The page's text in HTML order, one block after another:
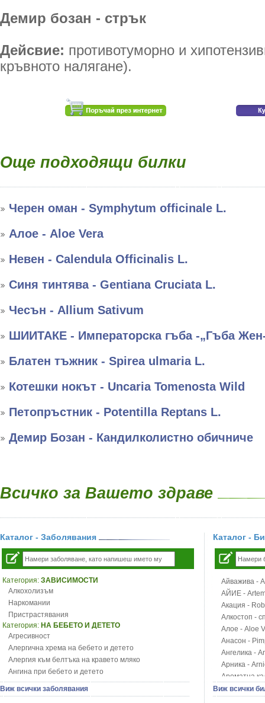
Демир бозан - стрък
Дейсвие: противотуморно и
кръвното налягане).
Още подходящи билки
Черен оман - Symphytum officinale L.
Алое - Aloe Vera
Невен - Calendula Officinalis L.
Синя тинтява - Gentiana Cruciata L.
Чесън - Allium Sativum
ШИИТАКЕ - Императорска гъба -„Гъба
Блатен тъжник - Spirea ulmaria L.
Котешки нокът - Uncaria Tomenosta Wild
Петопръстник - Potentilla Reptans L.
Демир Бозан - Кандилколистно обичниче
Всичко за Вашето здраве
Каталог - Заболявания
Категория: ЗАВИСИМОСТИ
Алкохолизъм
Наркомании
Пристрастявания
Категория: НА БЕБЕТО И ДЕТЕТО
Агресивност
Алергична хрема на бебето и детето
Алергия към белтъка на кравето мляко
Ангина при бебето и детето
Анемия при бебето и детето
Апетит - пълни деца
Виж всички заболявания
Каталог -
Айважива -
АЙИЕ -
Акация -
Алкостоп -
Алое - Aloe
Анасон -
Ангелика -
Арника -
Ароматна
Арония -
Виж всички